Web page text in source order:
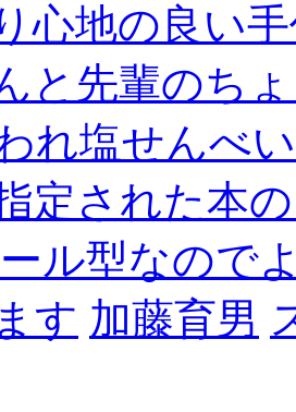
心地の良い
と先輩のち
れ塩せんべい
定された本
ル型なので
す 加藤育男